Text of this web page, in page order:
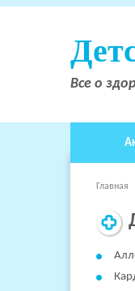
Все о
Главная